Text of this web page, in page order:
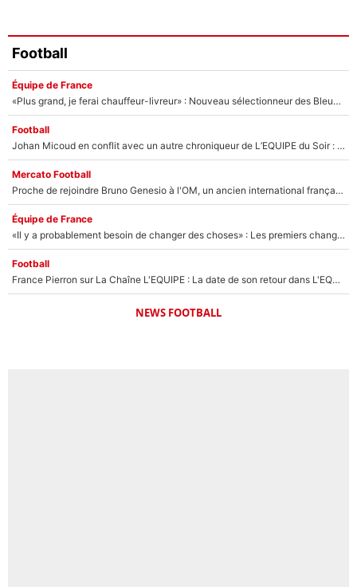
Football
Équipe de France
«Plus grand, je ferai chauffeur-livreur» : Nouveau sélectionneur des Bleus, Zinédine Zidane s’était imaginé un avenir très différent lorsqu'il était enfant
Football
Johan Micoud en conflit avec un autre chroniqueur de L’EQUIPE du Soir : «Pendant un moment, je ne les ai pas remis ensemble dans l'émission»
Mercato Football
Proche de rejoindre Bruno Genesio à l'OM, un ancien international français va finalement débarquer... sur RMC !
Équipe de France
«Il y a probablement besoin de changer des choses» : Les premiers changements de Zinedine Zidane en équipe de France sont révélés ?
Football
France Pierron sur La Chaîne L'EQUIPE : La date de son retour dans L'EQUIPE de Choc est connue... et c'était très attendu
NEWS FOOTBALL